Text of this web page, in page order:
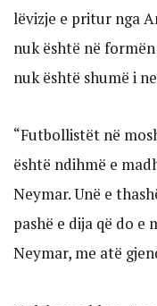
lëvizje e pritur nga
nuk është në
nuk është shumë i
“Futbollistët në
është ndihmë e
Neymar. Unë e
pashë e dija që do e
Neymar, me atë